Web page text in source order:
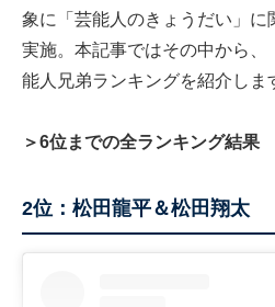
象に「芸能人のきょうだい」に
実施。本記事ではその中から、
能人兄弟ランキングを紹介しま
＞6位までの全ランキング結果
2位：松田龍平＆松田翔太